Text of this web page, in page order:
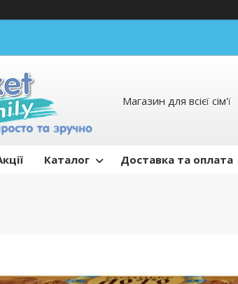
Магазин для всієї сім'ї
Каталог Доставка та оплата